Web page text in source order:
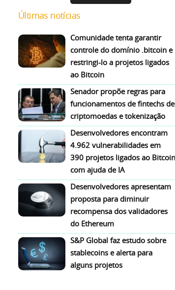
Últimas notícias
Comunidade tenta garantir
controle do domínio .bitcoin e
restringi-lo a projetos ligados
ao Bitcoin
Senador propõe regras para
funcionamentos de fintechs de
criptomoedas e tokenização
Desenvolvedores encontram
4.962 vulnerabilidades em
390 projetos ligados ao Bitcoin
com ajuda de IA
Desenvolvedores apresentam
proposta para diminuir
recompensa dos validadores
do Ethereum
S&P Global faz estudo sobre
stablecoins e alerta para
alguns projetos